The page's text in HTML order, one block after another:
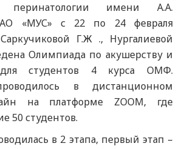
имени А.А.
«МУС» с 22 по 24 февраля
Г.Ж ., Нургалиевой
Олимпиада по акушерству и
для студентов 4 курса ОМФ.
в дистанционном
на платформе ZOOM, где
50 студентов.
в 2 этапа, первый этап –